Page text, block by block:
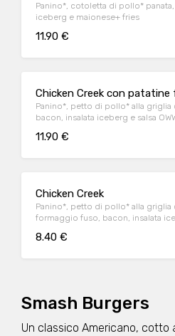
Panino*, cotoletta di pollo*
iceberg e maionese+ fries
11.90 €
Chicken Creek con
Panino*, petto di pollo* alla
bacon, insalata iceberg e salsa
11.90 €
Chicken Creek
Panino*, petto di pollo* alla griglia
formaggio fuso, bacon, insalata
8.40 €
Smash Burgers
Un classico Americano, cotto